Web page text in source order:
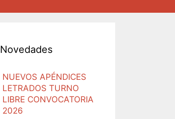
Novedades
NUEVOS APÉNDICES
LETRADOS TURNO
LIBRE CONVOCATORIA
2026